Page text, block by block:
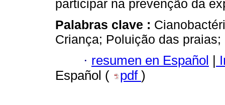
participar na prevenção da
Palabras clave :
Criança; Poluição das
· resumen en Español
Español (
pdf )